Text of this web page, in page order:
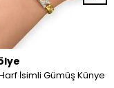
İsimli Gümüş Künye